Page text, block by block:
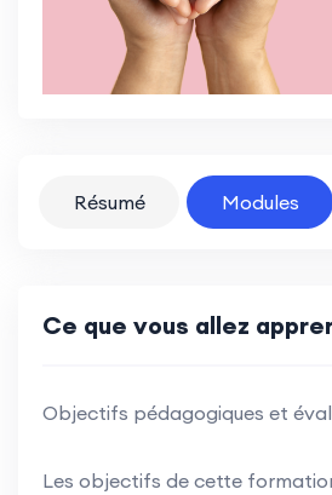
Résumé Modules
Ce que vous allez
Objectifs pédagogiques et
Les objectifs de cette